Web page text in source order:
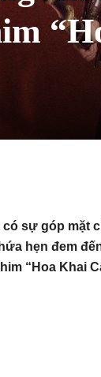
sự góp mặt
hẹn đem
“Hoa Khai